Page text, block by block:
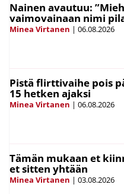
Nainen avautuu:
vaimovainaan nimi
Minea Virtanen | 06.08.2026
Pistä flirttivaihe pois
15 hetken ajaksi
Minea Virtanen | 06.08.2026
Tämän mukaan et
et sitten yhtään
Minea Virtanen | 03.08.2026